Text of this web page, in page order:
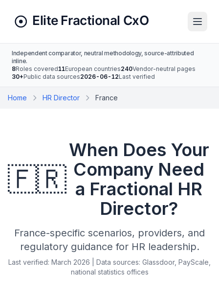
Independent comparator, neutral methodology, source-attributed
inline.
8Roles covered11European countries240Vendor-neutral pages
30+Public data sources2026-06-12Last verified
Home HR Director France
🇫🇷
When Does Your
Company Need
a Fractional HR
Director?
France-specific scenarios, providers, and
regulatory guidance for HR leadership.
Last verified: March 2026 | Data sources: Glassdoor, PayScale,
national statistics offices